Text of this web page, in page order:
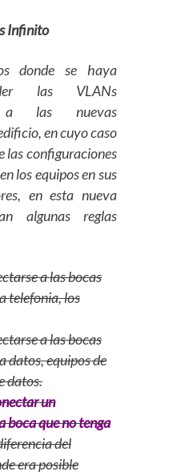
Infinito
donde se haya
las VLANs
a las nuevas
en cuyo caso
las configuraciones
los equipos en sus
en esta nueva
algunas reglas
a las bocas
telefonia, los
a las bocas
datos, equipos de
datos.
un
boca que no tenga
del
era posible